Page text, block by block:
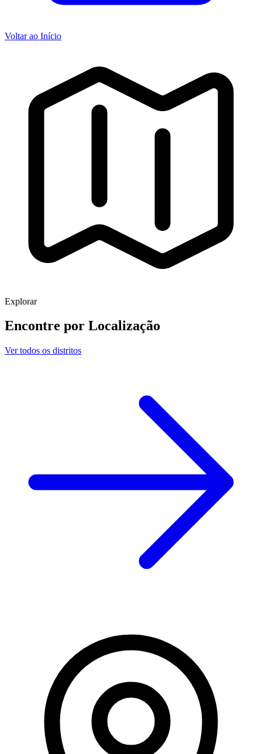
Voltar ao Início
Explorar
Encontre por Localização
Ver todos os distritos